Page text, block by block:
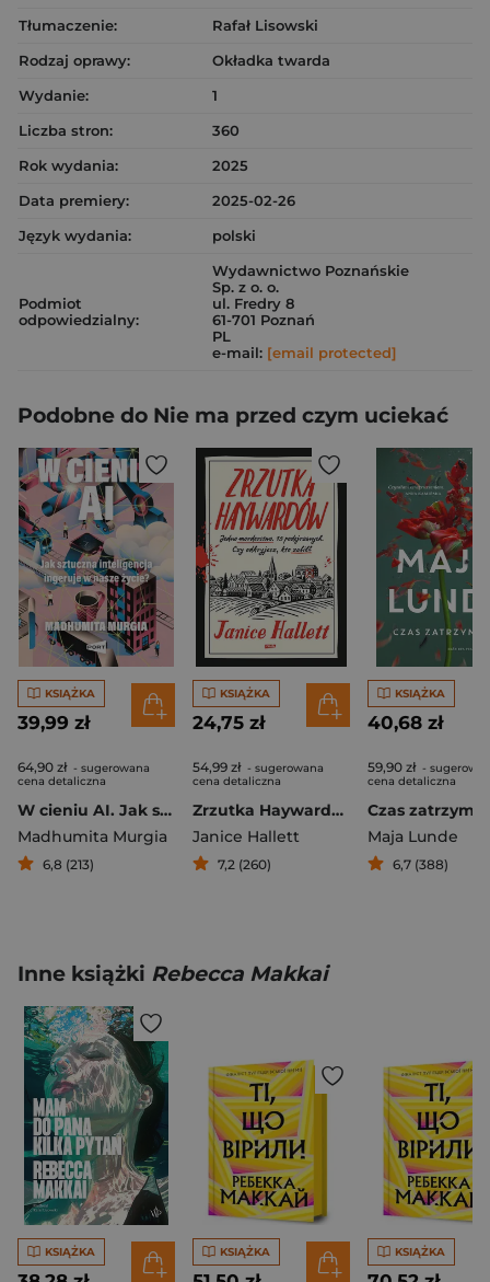
Tłumaczenie:
Rafał Lisowski
Rodzaj oprawy:
Okładka twarda
Wydanie:
1
Liczba stron:
360
Rok wydania:
2025
Data premiery:
2025-02-26
Język wydania:
polski
Podmiot
odpowiedzialny:
Wydawnictwo Poznańskie
Sp. z o. o.
ul. Fredry 8
61-701 Poznań
PL
e-mail: [email protected]
Podobne do Nie ma przed czym uciekać
KSIĄŻKA
39,99 zł
64,90 zł - sugerowana
cena detaliczna
W cieniu AI. Jak sztuczna inteligencja ingeruje w nasze życie?
Madhumita Murgia
6,8 (213)
KSIĄŻKA
24,75 zł
54,99 zł - sugerowana
cena detaliczna
Zrzutka Haywardów
Janice Hallett
7,2 (260)
KSIĄŻKA
40,68 zł
59,90 zł -
cena detaliczna
Czas
Maja Lunde
6,7 (388)
Inne książki Rebecca Makkai
KSIĄŻKA KSIĄŻKA KSIĄŻKA